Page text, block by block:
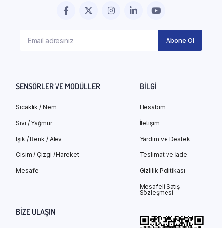
SENSÖRLER VE MODÜLLER
Sıcaklık / Nem
Sıvı / Yağmur
Işık / Renk / Alev
Cisim / Çizgi / Hareket
Mesafe
BILGI
Hesabım
İletişim
Yardım ve Destek
Teslimat ve İade
Gizlilik Politikası
Mesafeli Satış
Sözleşmesi
BIZE ULAŞIN